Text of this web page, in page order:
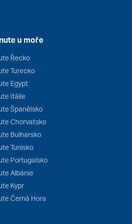
u moře
Řecko
Turecko
Egypt
Itálie
Španělsko
Chorvatsko
Bulharsko
Tunisko
Portugalsko
Albánie
Kypr
Černá Hora